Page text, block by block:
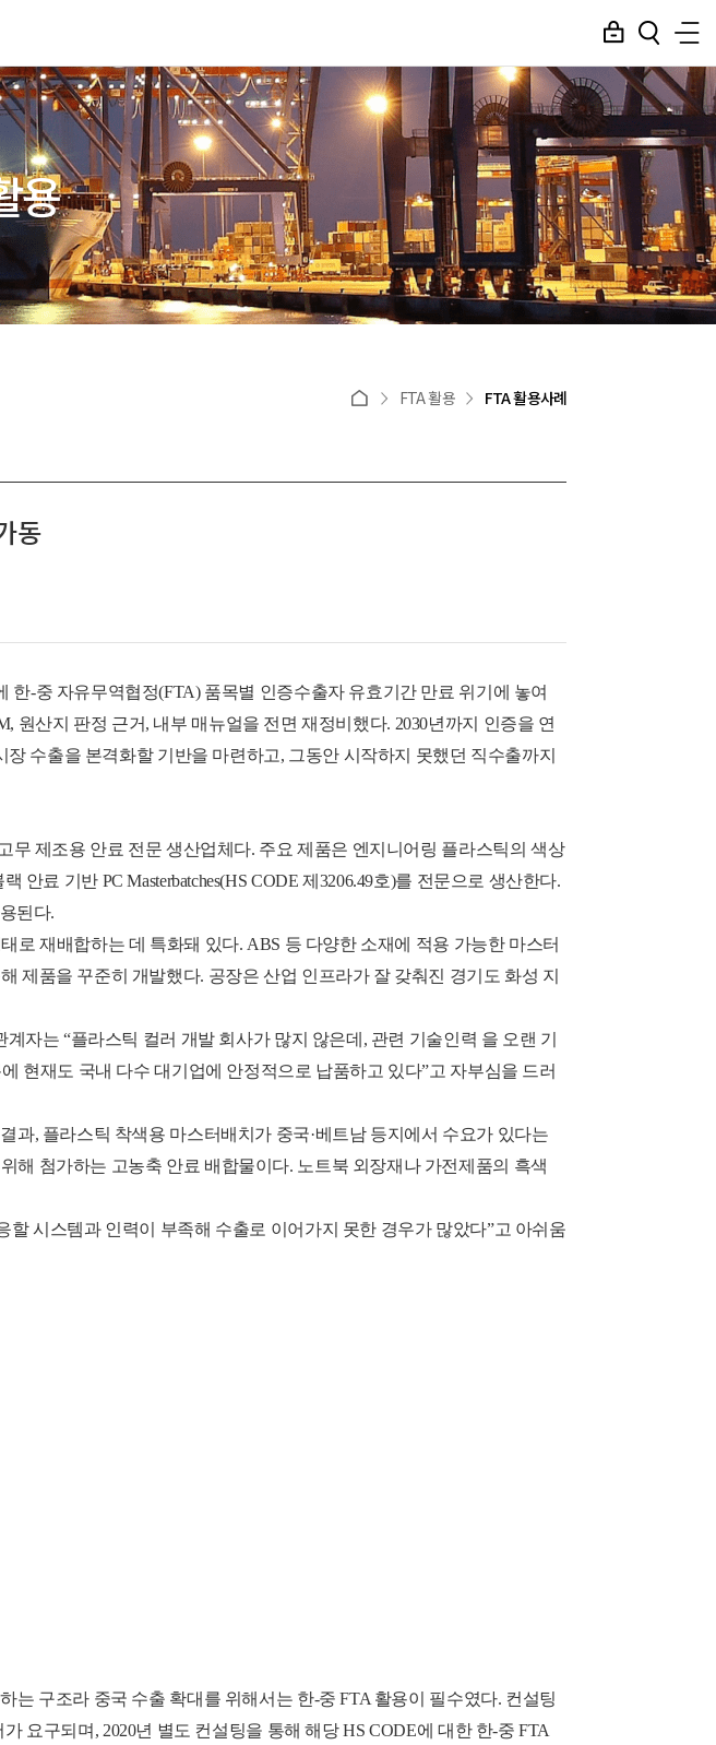
용
FTA 활용 FTA 활용사례
동
-중 자유무역협정(FTA) 품목별 인증수출자 유효기간 만료 위기에 놓여
원산지 판정 근거, 내부 매뉴얼을 전면 재정비했다. 2030년까지 인증을 연
수출을 본격화할 기반을 마련하고, 그동안 시작하지 못했던 직수출까지
무 제조용 안료 전문 생산업체다. 주요 제품은 엔지니어링 플라스틱의 색상
료 기반 PC Masterbatches(HS CODE 제3206.49호)를 전문으로 생산한다.
된다.
로 재배합하는 데 특화돼 있다. ABS 등 다양한 소재에 적용 가능한 마스터
제품을 꾸준히 개발했다. 공장은 산업 인프라가 잘 갖춰진 경기도 화성 지
자는 “플라스틱 컬러 개발 회사가 많지 않은데, 관련 기술인력 을 오랜 기
현재도 국내 다수 대기업에 안정적으로 납품하고 있다”고 자부심을 드러
과, 플라스틱 착색용 마스터배치가 중국·베트남 등지에서 수요가 있다는
해 첨가하는 고농축 안료 배합물이다. 노트북 외장재나 가전제품의 흑색
시스템과 인력이 부족해 수출로 이어가지 못한 경우가 많았다”고 아쉬움
구조라 중국 수출 확대를 위해서는 한-중 FTA 활용이 필수였다. 컨설팅
요구되며, 2020년 별도 컨설팅을 통해 해당 HS CODE에 대한 한-중 FTA